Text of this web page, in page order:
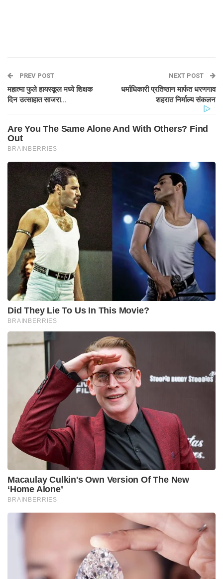
PREV POST
महात्मा फुले हायस्कूल मध्ये शिक्षक
दिन उत्साहात साजरा…
NEXT POST
धर्माधिकारी प्रतिष्ठान मार्फत धरणगाव
शहरात निर्माल्य संकलन